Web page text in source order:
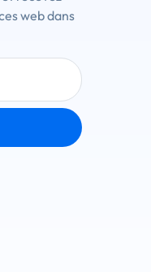
web dans